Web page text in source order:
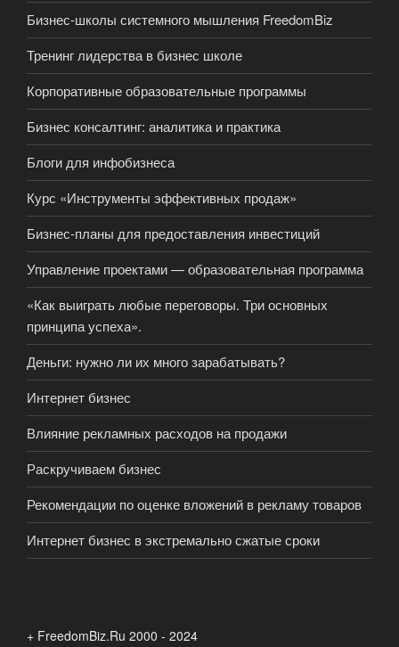
Бизнес-школы системного мышления FreedomBiz
Тренинг лидерства в бизнес школе
Корпоративные образовательные программы
Бизнес консалтинг: аналитика и практика
Блоги для инфобизнеса
Курс «Инструменты эффективных продаж»
Бизнес-планы для предоставления инвестиций
Управление проектами — образовательная программа
«Как выиграть любые переговоры. Три основных
принципа успеха».
Деньги: нужно ли их много зарабатывать?
Интернет бизнес
Влияние рекламных расходов на продажи
Раскручиваем бизнес
Рекомендации по оценке вложений в рекламу товаров
Интернет бизнес в экстремально сжатые сроки
+ FreedomBiz.Ru 2000 - 2024